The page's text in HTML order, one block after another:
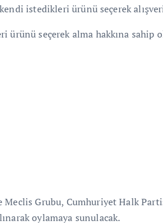
istedikleri ürünü seçerek
ürünü seçerek alma hakkına
Meclis Grubu, Cumhuriyet Halk
oylamaya sunulacak.